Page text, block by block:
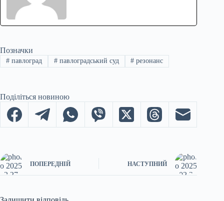
Позначки
#павлоград #павлоградський суд # резонанс
Поділіться новиною
ПОПЕРЕДНІЙ НАСТУПНИЙ